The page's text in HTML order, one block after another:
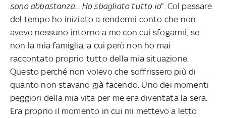
sono abbastanza... Ho sbagliato tutto io”. Col passare
del tempo ho iniziato a rendermi conto che non
avevo nessuno intorno a me con cui sfogarmi, se
non la mia famiglia, a cui però non ho mai
raccontato proprio tutto della mia situazione.
Questo perché non volevo che soffrissero più di
quanto non stavano già facendo. Uno dei momenti
peggiori della mia vita per me era diventata la sera.
Era proprio il momento in cui mi mettevo a letto